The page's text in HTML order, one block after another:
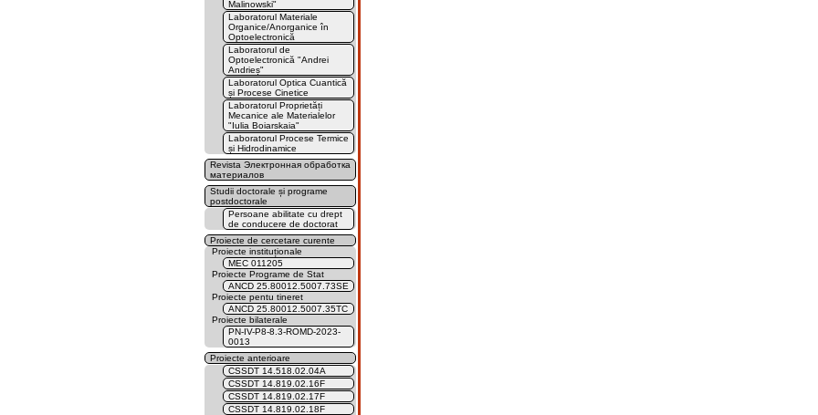
Malinowski"
Laboratorul Materiale
Organice/Anorganice în
Optoelectronică
Laboratorul de
Optoelectronică "Andrei
Andrieș"
Laboratorul Optica Cuantică
și Procese Cinetice
Laboratorul Proprietăți
Mecanice ale Materialelor
"Iulia Boiarskaia"
Laboratorul Procese Termice
și Hidrodinamice
Revista Электронная обработка
материалов
Studii doctorale și programe
postdoctorale
Persoane abilitate cu drept
de conducere de doctorat
Proiecte de cercetare curente
Proiecte instituționale
MEC 011205
Proiecte Programe de Stat
ANCD 25.80012.5007.73SE
Proiecte pentu tineret
ANCD 25.80012.5007.35TC
Proiecte bilaterale
PN-IV-P8-8.3-ROMD-2023-
0013
Proiecte anterioare
CSSDT 14.518.02.04A
CSSDT 14.819.02.16F
CSSDT 14.819.02.17F
CSSDT 14.819.02.18F